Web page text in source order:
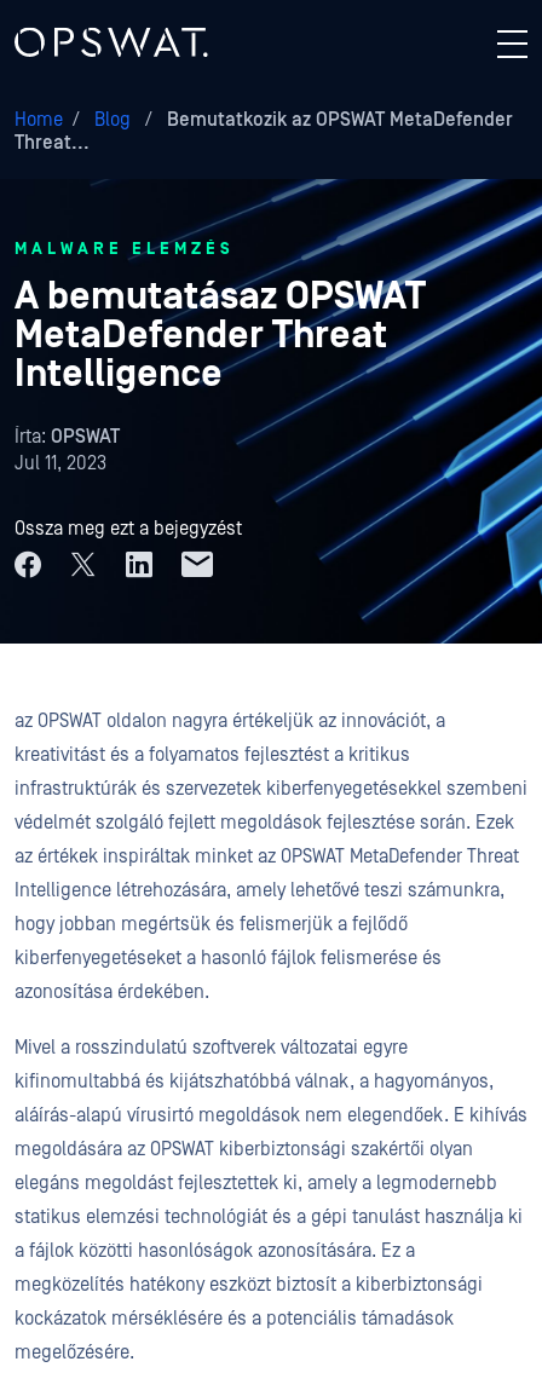
Home / Blog /
Bemutatkozik az OPSWAT MetaDefender
Threat...
MALWARE ELEMZÉS
A bemutatásaz OPSWAT
MetaDefender Threat
Intelligence
Írta: OPSWAT
Jul 11, 2023
Ossza meg ezt a bejegyzést
az OPSWAT oldalon nagyra értékeljük az innovációt, a
kreativitást és a folyamatos fejlesztést a kritikus
infrastruktúrák és szervezetek kiberfenyegetésekkel szembeni
védelmét szolgáló fejlett megoldások fejlesztése során. Ezek
az értékek inspiráltak minket az OPSWAT MetaDefender Threat
Intelligence létrehozására, amely lehetővé teszi számunkra,
hogy jobban megértsük és felismerjük a fejlődő
kiberfenyegetéseket a hasonló fájlok felismerése és
azonosítása érdekében.
Mivel a rosszindulatú szoftverek változatai egyre
kifinomultabbá és kijátszhatóbbá válnak, a hagyományos,
aláírás-alapú vírusirtó megoldások nem elegendőek. E kihívás
megoldására az OPSWAT kiberbiztonsági szakértői olyan
elegáns megoldást fejlesztettek ki, amely a legmodernebb
statikus elemzési technológiát és a gépi tanulást használja ki
a fájlok közötti hasonlóságok azonosítására. Ez a
megközelítés hatékony eszközt biztosít a kiberbiztonsági
kockázatok mérséklésére és a potenciális támadások
megelőzésére.